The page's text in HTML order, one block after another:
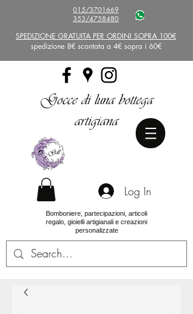
015/3701669
353/4758480
SPEDIZIONE GRATUITA PER ORDINI SOPRA 100€
spedizione 8€ scontata a 4€ sopra i 60€
Gocce di luna bottega
artigiana
Log In
Bomboniere, partecipazioni, articoli
regalo, gioielli artigianali e creazioni
personalizzate